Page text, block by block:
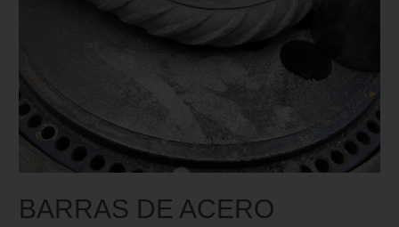
BARRAS DE ACERO